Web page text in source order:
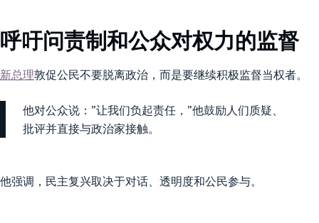
呼吁问责制和公众对权力的监督
新总理敦促公民不要脱离政治，而是要继续积极监督当权者。
他对公众说：”让我们负起责任，”他鼓励人们质疑、
批评并直接与政治家接触。
他强调，民主复兴取决于对话、透明度和公民参与。